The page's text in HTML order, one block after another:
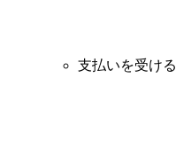
支払いを受ける